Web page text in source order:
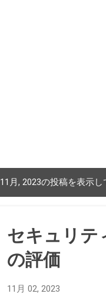
11月, 2023の投稿を表示し
セキュリテ
の評価
11月 02, 2023